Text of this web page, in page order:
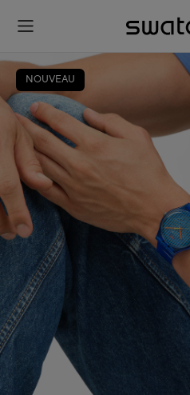
NOUVEAU